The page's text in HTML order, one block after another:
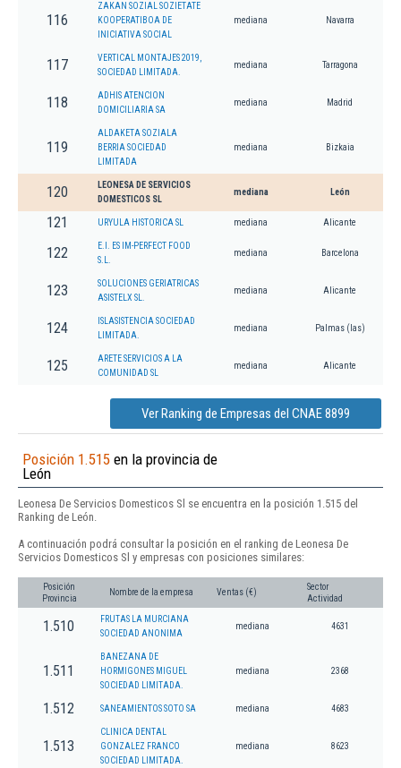
116
ZAKAN SOZIAL SOZIETATE
KOOPERATIBOA DE
INICIATIVA SOCIAL
mediana Navarra
117
VERTICAL MONTAJES 2019,
SOCIEDAD LIMITADA.
mediana Tarragona
118
ADHIS ATENCION
DOMICILIARIA SA
mediana Madrid
119
ALDAKETA SOZIALA
BERRIA SOCIEDAD
LIMITADA
mediana Bizkaia
120
LEONESA DE SERVICIOS
DOMESTICOS SL
mediana León
121 URYULA HISTORICA SL mediana Alicante
122
E.I. ES IM-PERFECT FOOD
S.L.
mediana Barcelona
123
SOLUCIONES GERIATRICAS
ASISTELX SL.
mediana Alicante
124
ISLASISTENCIA SOCIEDAD
LIMITADA.
mediana Palmas (las)
125
ARETE SERVICIOS A LA
COMUNIDAD SL
mediana Alicante
Ver Ranking de Empresas del CNAE 8899
Posición 1.515 en la provincia de
León
Leonesa De Servicios Domesticos Sl se encuentra en la posición 1.515 del
Ranking de León.
A continuación podrá consultar la posición en el ranking de Leonesa De
Servicios Domesticos Sl y empresas con posiciones similares:
Posición
Provincia
Nombre de la empresa Ventas (€)
Sector
Actividad
1.510
FRUTAS LA MURCIANA
SOCIEDAD ANONIMA
mediana 4631
1.511
BANEZANA DE
HORMIGONES MIGUEL
SOCIEDAD LIMITADA.
mediana 2368
1.512 SANEAMIENTOS SOTO SA mediana 4683
1.513
CLINICA DENTAL
GONZALEZ FRANCO
SOCIEDAD LIMITADA.
mediana 8623